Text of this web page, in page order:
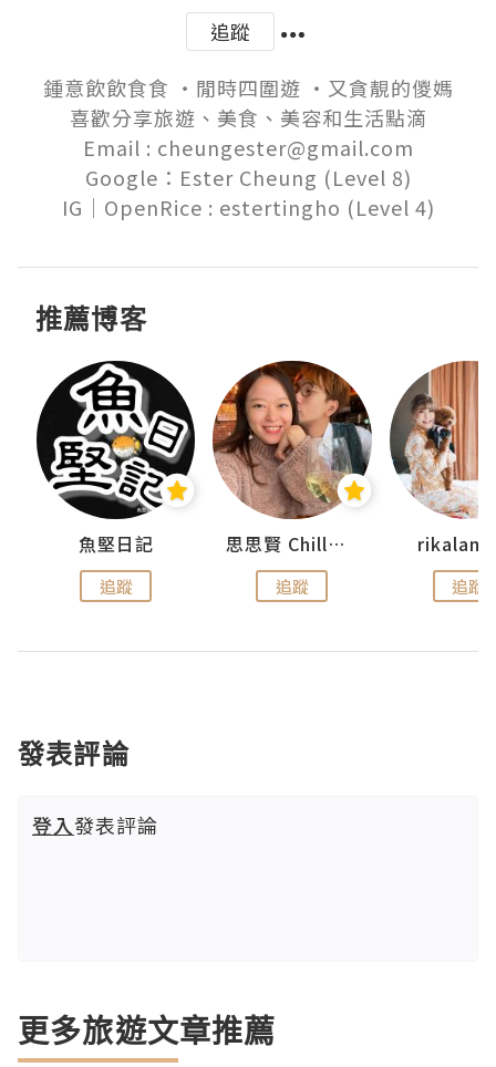
追蹤
鍾意飲飲食食 ‧閒時四圍遊 ‧又貪靚的儍媽
喜歡分享旅遊、美食、美容和生活點滴
Email : cheungester@gmail.com
Google：Ester Cheung (Level 8)
推薦博客
魚堅日記
追蹤
思思賢 ChillMyBabe
追蹤 追蹤
發表評論
登入發表評論
更多旅遊文章推薦